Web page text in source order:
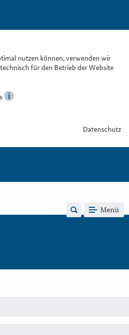
nutzen können, verwenden wir
für den Betrieb der Website
Datenschutz
Menü